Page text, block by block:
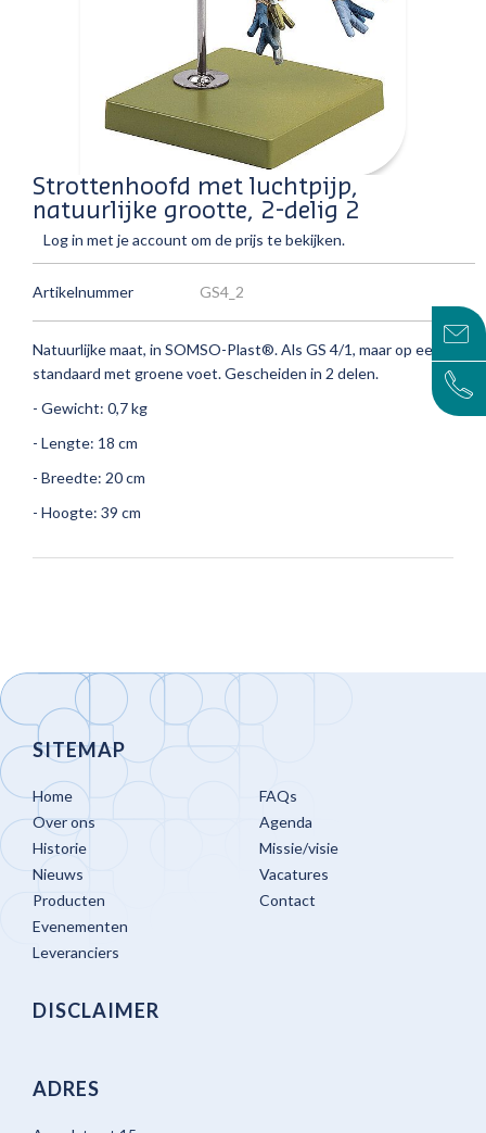
Strottenhoofd met luchtpijp,
natuurlijke grootte, 2-delig 2
Log in met je account om de prijs te bekijken.
Artikelnummer GS4_2
Natuurlijke maat, in SOMSO-Plast®.Als GS 4/1, maar op een
standaard met groene voet.Gescheiden in 2 delen.
- Gewicht: 0,7 kg
- Lengte: 18 cm
- Breedte: 20 cm
- Hoogte: 39 cm
SITEMAP
Home
Over ons
Historie
Nieuws
Producten
Evenementen
Leveranciers
FAQs
Agenda
Missie/visie
Vacatures
Contact
DISCLAIMER
ADRES